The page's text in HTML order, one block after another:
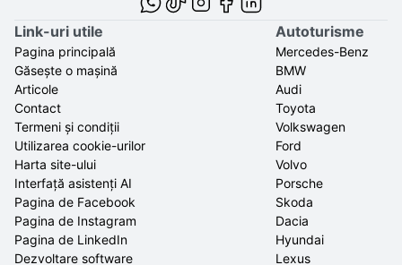
Link-uri utile
Pagina principală
Găsește o mașină
Articole
Contact
Termeni și condiții
Utilizarea cookie-urilor
Harta site-ului
Interfață asistenți AI
Pagina de Facebook
Pagina de Instagram
Pagina de LinkedIn
Dezvoltare software
Autoturisme
Mercedes-Benz
BMW
Audi
Toyota
Volkswagen
Ford
Volvo
Porsche
Skoda
Dacia
Hyundai
Lexus